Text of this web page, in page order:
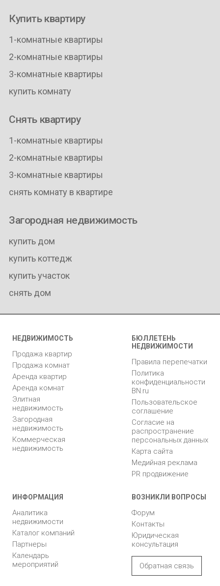
Купить квартиру
1-комнатные квартиры
2-комнатные квартиры
3-комнатные квартиры
купить комнату
Снять квартиру
1-комнатные квартиры
2-комнатные квартиры
3-комнатные квартиры
снять комнату в квартире
Загородная недвижимость
купить дом
купить коттедж
купить участок
снять дом
НЕДВИЖИМОСТЬ
Продажа квартир
Продажа комнат
Аренда квартир
Аренда комнат
Элитная
недвижимость
Загородная
недвижимость
Коммерческая
недвижимость
БЮЛЛЕТЕНЬ
НЕДВИЖИМОСТИ
Правила перепечатки
Политика
конфиденциальности
BN.ru
Пользовательское
соглашение
Согласие на
распространение
персональных данных
Карта сайта
Медийная реклама
PR продвижение
ИНФОРМАЦИЯ
Аналитика
недвижимости
Каталог компаний
Партнеры
Календарь
мероприятий
ВОЗНИКЛИ ВОПРОСЫ
Форум
Контакты
Юридическая
консультация
Обратная связь